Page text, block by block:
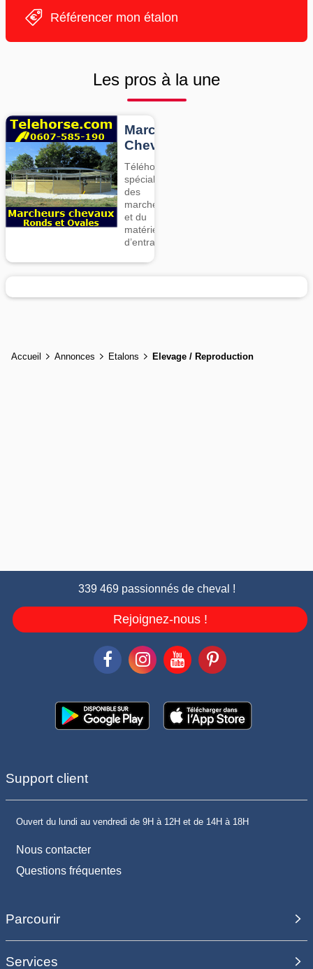
Référencer mon étalon
Les pros à la une
Marcheurs
Chevaux
Téléhorse,
spécialiste
des
marcheurs
et du
matériel
d’entrainement
Accueil Annonces Etalons Elevage / Reproduction
339 469 passionnés de cheval !
Rejoignez-nous !
Support client
Ouvert du lundi au vendredi de 9H à 12H et de 14H à 18H
Nous contacter
Questions fréquentes
Parcourir
Services